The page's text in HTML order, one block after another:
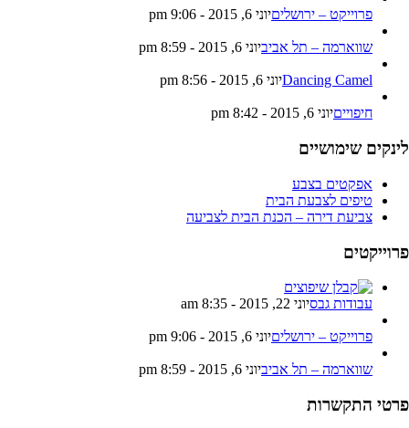
פרוייקט – ירושליםיוני 6, 2015 - 9:06 pm
שווארמה – תל אביביוני 6, 2015 - 8:59 pm
Dancing Camelיוני 6, 2015 - 8:56 pm
חיפוייםיוני 6, 2015 - 8:42 pm
שימושיים
אפקטים בצבע
טיפים לצבעת הבית
צביעת דירה – הכנת הבית לצביעה
עבודות גבסיוני 22, 2015 - 8:35 am
פרוייקט – ירושליםיוני 6, 2015 - 9:06 pm
שווארמה – תל אביביוני 6, 2015 - 8:59 pm
התקשרות